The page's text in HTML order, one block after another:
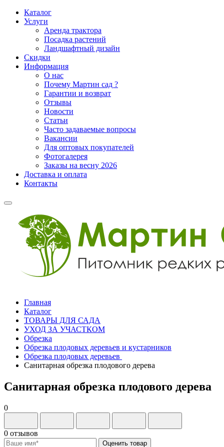
Каталог
Услуги
Аренда трактора
Посадка растений
Ландшафтный дизайн
Скидки
Информация
О нас
Почему Мартин сад ?
Гарантии и возврат
Отзывы
Новости
Статьи
Часто задаваемые вопросы
Вакансии
Для оптовых покупателей
Фотогалерея
Заказы на весну 2026
Доставка и оплата
Контакты
Главная
Каталог
ТОВАРЫ ДЛЯ САДА
УХОД ЗА УЧАСТКОМ
Обрезка
Обрезка плодовых деревьев и кустарников
Обрезка плодовых деревьев
Санитарная обрезка плодового дерева
Санитарная обрезка плодового дерева
0
0 отзывов